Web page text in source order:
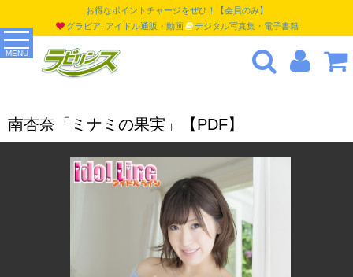
MENU
お得なポイントチャージをぜひ！【会員のみ】
グラビア, アイドル通販・動画
デジタル写真集・電子書籍
南杏奈「ミナミの果実」【PDF】